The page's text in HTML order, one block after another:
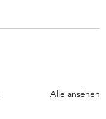
Alle ansehen